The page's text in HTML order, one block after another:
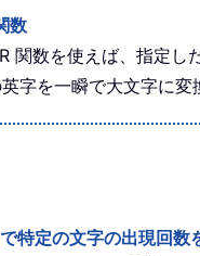
数
関数を使えば、指定し
字を一瞬で大文字に変
特定の文字の出現回数